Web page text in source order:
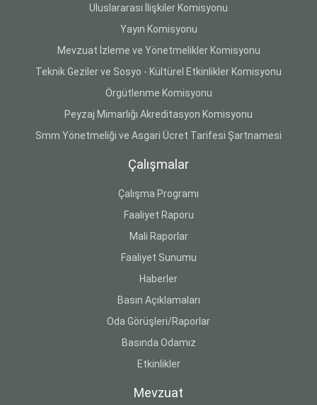
Uluslararası İlişkiler Komisyonu
Yayın Komisyonu
Mevzuat İzleme ve Yönetmelikler Komisyonu
Teknik Geziler ve Sosyo - Kültürel Etkinlikler Komisyonu
Örgütlenme Komisyonu
Peyzaj Mimarlığı Akreditasyon Komisyonu
Smm Yönetmeliği ve Asgari Ücret Tarifesi Şartnamesi
Çalışmalar
Çalışma Programı
Faaliyet Raporu
Mali Raporlar
Faaliyet Sunumu
Haberler
Basın Açıklamaları
Oda Görüşleri/Raporlar
Basında Odamız
Etkinlikler
Mevzuat